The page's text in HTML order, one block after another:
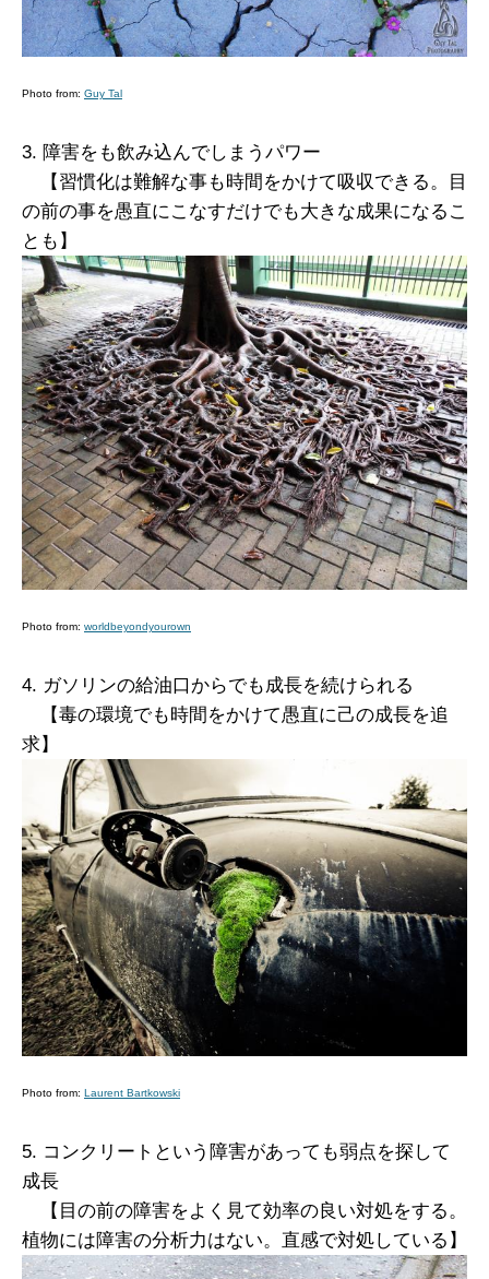
Photo from: Guy Tal
3. 障害をも飲み込んでしまうパワー
【習慣化は難解な事も時間をかけて吸収できる。目
の前の事を愚直にこなすだけでも大きな成果になるこ
とも】
Photo from: worldbeyondyourown
4. ガソリンの給油口からでも成長を続けられる
【毒の環境でも時間をかけて愚直に己の成長を追
求】
Photo from: Laurent Bartkowski
5. コンクリートという障害があっても弱点を探して
成長
【目の前の障害をよく見て効率の良い対処をする。
植物には障害の分析力はない。直感で対処している】